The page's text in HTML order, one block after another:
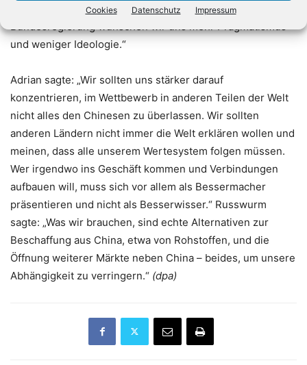
Cookies Datenschutz Impressum
abzuwenden, ist völlig unrealistisch. Von Teilen der
und weniger Ideologie.“
Adrian sagte: „Wir sollten uns stärker darauf
konzentrieren, im Wettbewerb in anderen Teilen der Welt
nicht alles den Chinesen zu überlassen. Wir sollten
anderen Ländern nicht immer die Welt erklären wollen und
meinen, dass alle unserem Wertesystem folgen müssen.
Wer irgendwo ins Geschäft kommen und Verbindungen
aufbauen will, muss sich vor allem als Bessermacher
präsentieren und nicht als Besserwisser.“ Russwurm
sagte: „Was wir brauchen, sind echte Alternativen zur
Beschaffung aus China, etwa von Rohstoffen, und die
Öffnung weiterer Märkte neben China – beides, um unsere
Abhängigkeit zu verringern.“ (dpa)